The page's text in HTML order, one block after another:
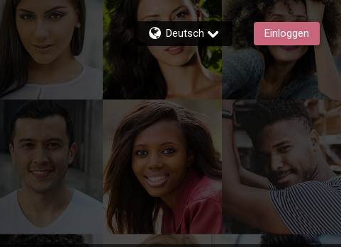
Deutsch Einloggen